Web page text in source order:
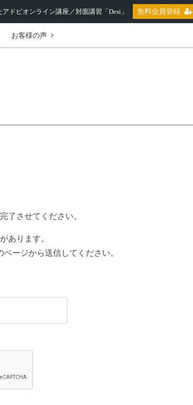
ドビオンライン講座／対面講習「Desi」 無料会員登録
お客様の声
了させてください。
あります。
ージから送信してください。